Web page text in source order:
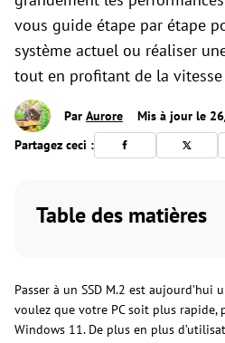
vous guide étape par étape
système actuel ou réaliser
tout en profitant de la vitesse
Par Aurore
Mis à jour le
Partagez ceci :
Table des matières
Passer à un SSD M.2 est aujourd’hui
voulez que votre PC soit plus rapide,
Windows 11. De plus en plus